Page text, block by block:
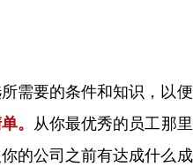
需要的条件和知识，以
。 从你最优秀的员工那
的公司之前有达成什么